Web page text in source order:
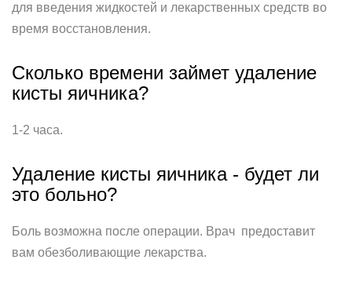
для введения жидкостей и лекарственных средств во
время восстановления.
Сколько времени займет удаление
кисты яичника?
1-2 часа.
Удаление кисты яичника - будет ли
это больно?
Боль возможна после операции. Врач предоставит
вам обезболивающие лекарства.